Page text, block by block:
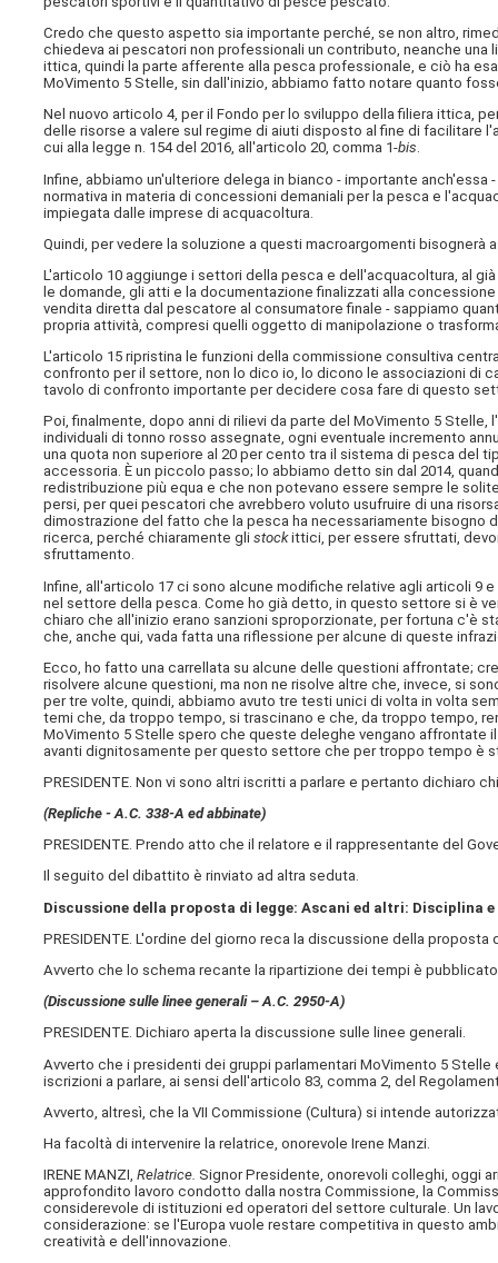
Credo che questo aspetto sia importante perché, se non altro,
chiedeva ai pescatori non professionali un contributo, neanche una
ittica, quindi la parte afferente alla pesca professionale, e ciò ha
MoVimento 5 Stelle, sin dall'inizio, abbiamo fatto notare quanto
Nel nuovo articolo 4, per il Fondo per lo sviluppo della filiera ittica,
delle risorse a valere sul regime di aiuti disposto al fine di
cui alla legge n. 154 del 2016, all'articolo 20, comma 1-bis.
Infine, abbiamo un'ulteriore delega in bianco - importante
normativa in materia di concessioni demaniali per la pesca e
impiegata dalle imprese di acquacoltura.
Quindi, per vedere la soluzione a questi macroargomenti
L'articolo 10 aggiunge i settori della pesca e dell'acquacoltura, al
le domande, gli atti e la documentazione finalizzati alla
vendita diretta dal pescatore al consumatore finale - sappiamo
propria attività, compresi quelli oggetto di manipolazione o
L'articolo 15 ripristina le funzioni della commissione consultiva
confronto per il settore, non lo dico io, lo dicono le associazioni di
tavolo di confronto importante per decidere cosa fare di questo
Poi, finalmente, dopo anni di rilievi da parte del MoVimento 5
individuali di tonno rosso assegnate, ogni eventuale incremento
una quota non superiore al 20 per cento tra il sistema di pesca del
accessoria. È un piccolo passo; lo abbiamo detto sin dal 2014,
redistribuzione più equa e che non potevano essere sempre le
persi, per quei pescatori che avrebbero voluto usufruire di una
dimostrazione del fatto che la pesca ha necessariamente bisogno
ricerca, perché chiaramente glistockittici, per essere sfruttati,
sfruttamento.
Infine, all'articolo 17 ci sono alcune modifiche relative agli articoli 9
nel settore della pesca. Come ho già detto, in questo settore si è
chiaro che all'inizio erano sanzioni sproporzionate, per fortuna c'è
che, anche qui, vada fatta una riflessione per alcune di queste
Ecco, ho fatto una carrellata su alcune delle questioni affrontate;
risolvere alcune questioni, ma non ne risolve altre che, invece, si
per tre volte, quindi, abbiamo avuto tre testi unici di volta in volta
temi che, da troppo tempo, si trascinano e che, da troppo tempo,
MoVimento 5 Stelle spero che queste deleghe vengano affrontate
avanti dignitosamente per questo settore che per troppo tempo è
PRESIDENTE. Non vi sono altri iscritti a parlare e pertanto dichiaro
(Repliche - A.C. 338-A ed abbinate)
PRESIDENTE. Prendo atto che il relatore e il rappresentante del
Il seguito del dibattito è rinviato ad altra seduta.
Discussione della proposta di legge: Ascani ed altri: Disciplina
PRESIDENTE. L'ordine del giorno reca la discussione della
Avverto che lo schema recante la ripartizione dei tempi è
(Discussione sulle linee generali – A.C. 2950-A)
PRESIDENTE. Dichiaro aperta la discussione sulle linee generali.
Avverto che i presidenti dei gruppi parlamentari MoVimento 5
iscrizioni a parlare, ai sensi dell'articolo 83, comma 2, del
Avverto, altresì, che la VII Commissione (Cultura) si intende
Ha facoltà di intervenire la relatrice, onorevole Irene Manzi.
IRENE MANZI,Relatrice.Signor Presidente, onorevoli colleghi, oggi
approfondito lavoro condotto dalla nostra Commissione, la
considerevole di istituzioni ed operatori del settore culturale. Un
considerazione: se l'Europa vuole restare competitiva in questo
creatività e dell'innovazione.